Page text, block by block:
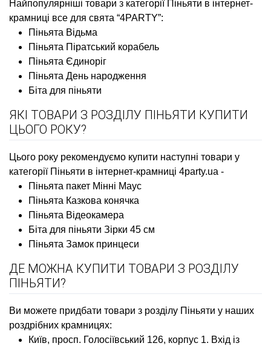
Найпопулярніші товари з категорії Піньяти в інтернет-
крамниці все для свята “4PARTY”:
Піньята Відьма
Піньята Піратський корабель
Піньята Єдиноріг
Піньята День народження
Біта для піньяти
ЯКІ ТОВАРИ З РОЗДІЛУ ПІНЬЯТИ КУПИТИ
ЦЬОГО РОКУ?
Цього року рекомендуємо купити наступні товари у
категорії Піньяти в інтернет-крамниці 4party.ua -
Піньята пакет Мінні Маус
Піньята Казкова конячка
Піньята Відеокамера
Біта для піньяти Зірки 45 см
Піньята Замок принцеси
ДЕ МОЖНА КУПИТИ ТОВАРИ З РОЗДІЛУ
ПІНЬЯТИ?
Ви можете придбати товари з розділу Піньяти у наших
роздрібних крамницях:
Київ, просп. Голосіївський 126, корпус 1. Вхід із